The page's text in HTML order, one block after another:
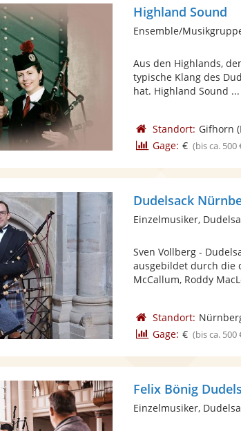
Highland Sound
Ensemble/
Aus den Highlands,
typische Klang des
hat. Highland Sound ...
Standort: Gifhorn
Gage: € (bis ca.
Dudelsack
Einzelmusiker,
Sven Vollberg -
ausgebildet durch die
McCallum, Roddy
Standort:
Gage: € (bis ca.
Einzelmusiker,